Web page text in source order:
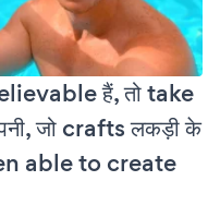
हैं, तो take
जो crafts लकड़ी के
able to create